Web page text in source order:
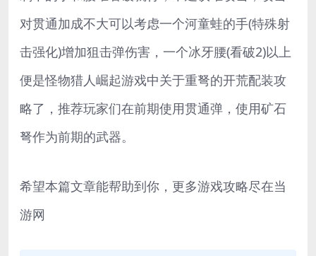
对贯通加成不大可以考虑一个河童蛙的手(特殊射
击强化)增加狙击弹伤害，一个冰牙腰(看破2)以上
便是怪物猎人崛起游戏中关于重弩的开荒配装攻
略了，推荐玩家们在前期使用贯通弹，使用矿石
弩作为前期的武器。
希望本篇文章能帮助到你，更多游戏攻略尽在当
游网